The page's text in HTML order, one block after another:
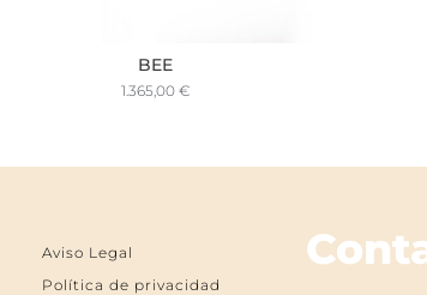
BEE
1.365,00€
Aviso Legal
Política de privacidad